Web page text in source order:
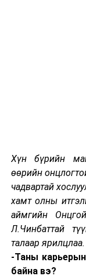
ДАРААХ МЭДЭЭ
Улаанбаатарт
Хийгдээгүй
тушаалтанд
саналтай
Хүн бүрийн
өөрийн
чадвартай
хамт олны
аймгийн
Л.Чинбаттай
талаар ярилцлаа.
-Таны
байна вэ?